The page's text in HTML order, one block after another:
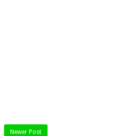
Newer Post